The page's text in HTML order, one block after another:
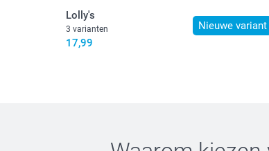
Nieuwe variant
Lolly's
3 varianten
17,99